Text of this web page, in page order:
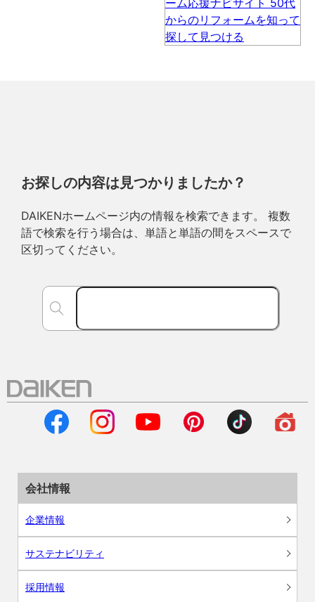
お探しの内容は見つかりましたか？
DAIKENホームページ内の情報を検索できます。 複数
語で検索を行う場合は、単語と単語の間をスペースで
区切ってください。
会社情報
企業情報
サステナビリティ
採用情報